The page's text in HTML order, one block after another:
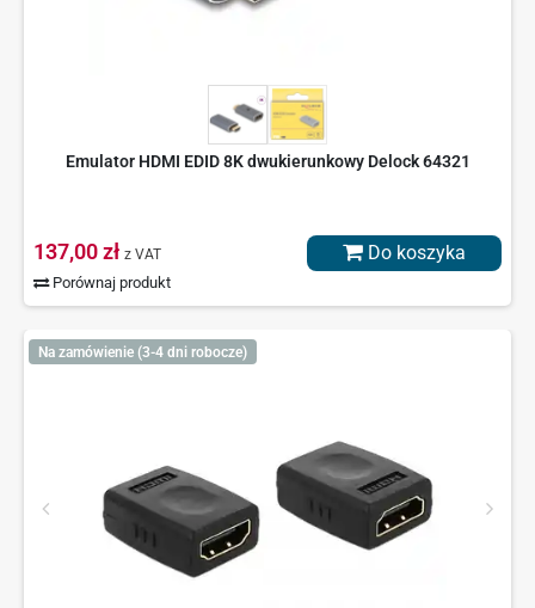
Emulator HDMI EDID 8K dwukierunkowy Delock 64321
137,00 zł z VAT
Porównaj produkt
Do koszyka
Na zamówienie (3-4 dni robocze)